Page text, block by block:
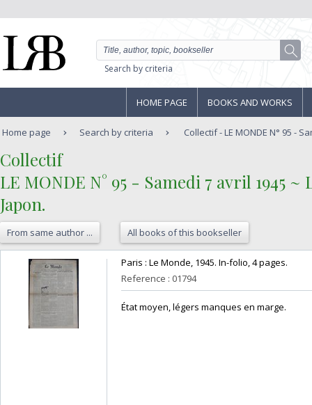
Search by criteria
HOME PAGE BOOKS AND WORKS
Home page Search by criteria Collectif - LE MONDE N° 95 -
‎Collectif‎
‎LE MONDE N° 95 - Samedi 7 avril 1945
Japon.‎
From same author ... All books of this bookseller
‎Paris : Le Monde, 1945. In-folio, 4 pages.‎
Reference : 01794
‎État moyen, légers manques en marge.‎